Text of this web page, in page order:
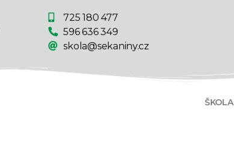
725 180 477
596 636 349
skola@sekaniny.cz
ŠKOLA